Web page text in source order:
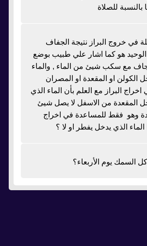
للصلاة
في خروج البراز نتيجة الجفاف
الوحيد هو كما اشار علي طبيب بوضع
مع سكب شيئ من الماء , والماء
الكولن او المقعدة او المصران
البراز مع العلم بأن الماء الذي
المقعدة من الاسفل لا يصل شيئ
وهو فقط للمساعدة في اخراج
الماء الذي يدخل يفطر او لا ؟
السمك يوم الأربعاء؟